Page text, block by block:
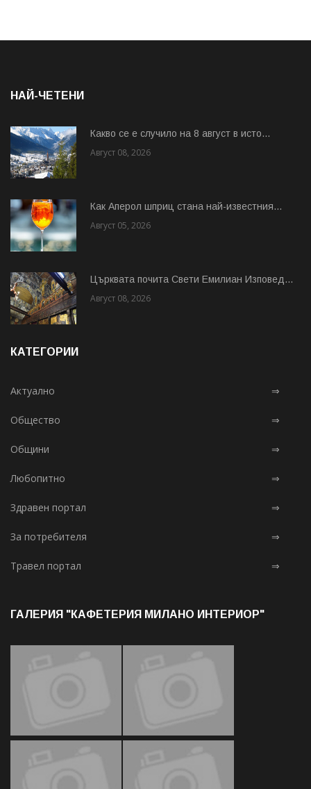
НАЙ-ЧЕТЕНИ
Какво се е случило на 8 август в исто...
Август 08, 2026
Как Аперол шприц стана най-известния...
Август 05, 2026
Църквата почита Свeти Емилиан Изповед...
Август 08, 2026
КАТЕГОРИИ
Актуално ⇒
Общество ⇒
Общини ⇒
Любопитно ⇒
Здравен портал ⇒
За потребителя ⇒
Травел портал ⇒
ГАЛЕРИЯ "КАФЕТЕРИЯ МИЛАНО ИНТЕРИОР"